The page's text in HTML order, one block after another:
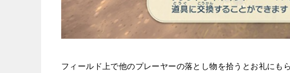
フィールド上で他のプレーヤーの落とし物を拾うとお礼にも